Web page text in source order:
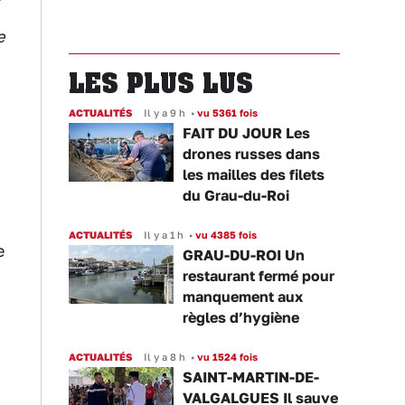
LES PLUS LUS
ACTUALITÉS Il y a 9 h • vu 5361 fois
FAIT DU JOUR Les
drones russes dans
les mailles des filets
du Grau-du-Roi
ACTUALITÉS Il y a 1 h • vu 4385 fois
GRAU-DU-ROI Un
restaurant fermé pour
manquement aux
règles d’hygiène
ACTUALITÉS Il y a 8 h • vu 1524 fois
SAINT-MARTIN-DE-
VALGALGUES Il sauve